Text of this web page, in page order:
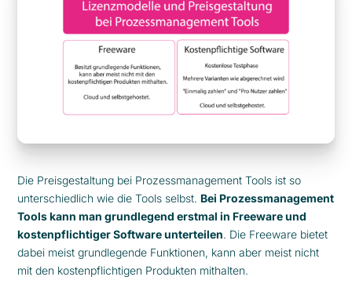
Die Preisgestaltung bei Prozessmanagement Tools ist so
unterschiedlich wie die Tools selbst. Bei Prozessmanagement
Tools kann man grundlegend erstmal in Freeware und
kostenpflichtiger Software unterteilen. Die Freeware bietet
dabei meist grundlegende Funktionen, kann aber meist nicht
mit den kostenpflichtigen Produkten mithalten.